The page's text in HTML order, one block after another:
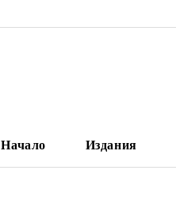
Начало Издания